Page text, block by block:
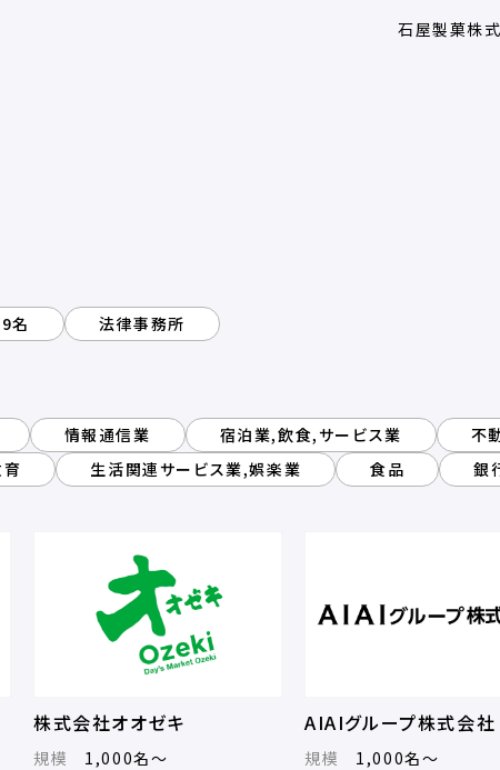
石屋製菓株
名 法律事務所
情報通信業 宿泊業,飲食,サービス業
不
生活関連サービス業,娯楽業 食品 銀
株式会社オオゼキ
規模
1,000名～
AIAIグループ株式会社
規模
1,000名～